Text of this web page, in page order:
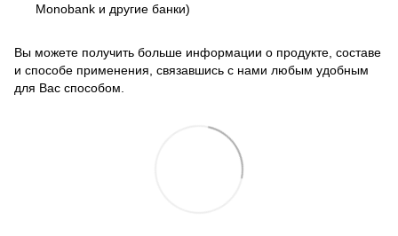
Monobank и другие банки)
Вы можете получить больше информации о продукте, составе
и способе применения, связавшись с нами любым удобным
для Вас способом.